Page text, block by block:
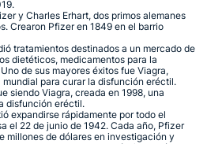
y Charles Erhart, dos primos alemanes
Crearon Pfizer en 1849 en el barrio
tratamientos destinados a un mercado de
dietéticos, medicamentos para la
de sus mayores éxitos fue Viagra,
para curar la disfunción eréctil.
siendo Viagra, creada en 1998, una
disfunción eréctil.
expandirse rápidamente por todo el
el 22 de junio de 1942. Cada año, Pfizer
millones de dólares en investigación y